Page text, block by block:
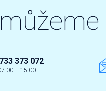
373 072
– 15:00